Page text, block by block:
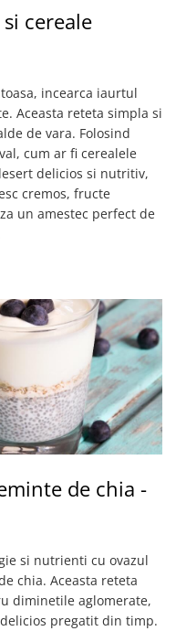
cereale
incearca iaurtul
Aceasta reteta simpla si
de vara. Folosind
cum ar fi cerealele
delicios si nutritiv,
cremos, fructe
un amestec perfect de
de chia -
si nutrienti cu ovazul
chia. Aceasta reteta
diminetile aglomerate,
pregatit din timp.